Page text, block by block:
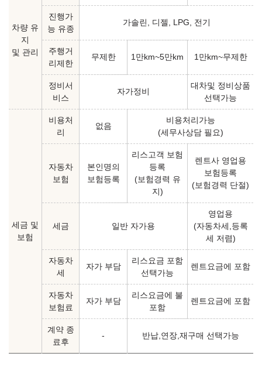
차량 유
지
및 관리
진행가
능 유종
가솔린, 디젤, LPG, 전기
주행거
리제한
무제한 1만km~5만km 1만km~무제한
정비서
비스
자가정비
대차및 정비상품
선택가능
세금 및
보험
비용처
리
없음
비용처리가능
(세무사상담 필요)
자동차
보험
본인명의
보험등록
리스고객 보험
등록
(보험경력 유
지)
렌트사 영업용
보험등록
(보험경력 단절)
세금 일반 자가용
영업용
(자동차세,등록
세 저렴)
자동차
세
자가 부담
리스요금 포함
선택가능
렌트요금에 포함
자동차
보험료
자가 부담
리스요금에 불
포함
렌트요금에 포함
계약 종
료후
- 반납,연장,재구매 선택가능